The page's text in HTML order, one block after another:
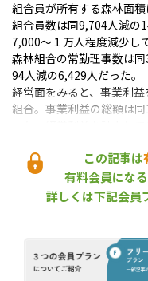
組合員が所有する森林面
組合員数は同9,704人減の
7,000～１万人程度減少し
森林組合の常勤理事数は
94人減の6,429人だった。
経営面をみると、事業利
組合。事業利益の総額は
している組合は同２組合
の118億8,000万円だった。
総事業取扱高は、同48億
っており、森林整備部門
森林組合森林組合全国一斉調
この記事は
有料会員にな
詳しくは下記会員